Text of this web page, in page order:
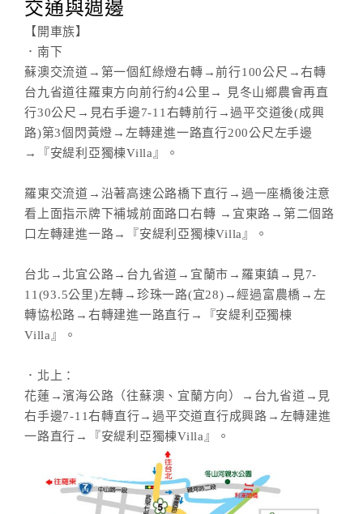
交通與週邊
【開車族】
．南下
蘇澳交流道→第一個紅綠燈右轉→前行100公尺→右轉
台九省道往羅東方向前行約4公里→ 見冬山鄉農會再直
行30公尺→見右手邊7-11右轉前行→過平交道後(成興
路)第3個閃黃燈→左轉建進一路直行200公尺左手邊
→『安緹利亞獨棟Villa』。
羅東交流道→沿著高速公路橋下直行→過一座橋後注意
看上面指示牌下補城前面路口右轉 →宜東路→第二個路
口左轉建進一路→『安緹利亞獨棟Villa』。
台北→北宜公路→台九省道→宜蘭市→羅東鎮→見7-
11(93.5公里)左轉→珍珠一路(宜28)→經過富農橋→左
轉協松路→右轉建進一路直行→『安緹利亞獨棟
Villa』。
．北上：
花蓮→濱海公路（往蘇澳、宜蘭方向）→台九省道→見
右手邊7-11右轉直行→過平交道直行成興路→左轉建進
一路直行→『安緹利亞獨棟Villa』。